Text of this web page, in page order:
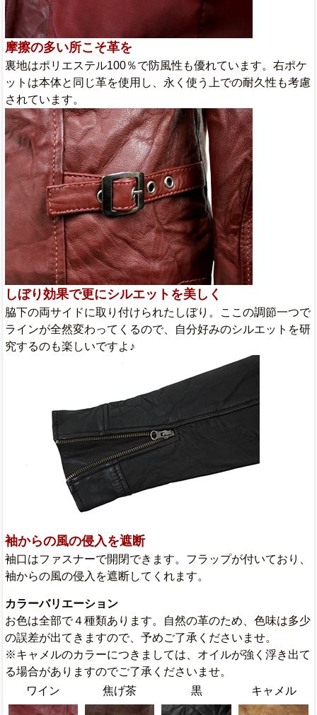
摩擦の多い所こそ革を
裏地はポリエステル100％で防風性も優れています。右ポケ
ットは本体と同じ革を使用し、永く使う上での耐久性も考慮
されています。
しぼり効果で更にシルエットを美しく
脇下の両サイドに取り付けられたしぼり。ここの調節一つで
ラインが全然変わってくるので、自分好みのシルエットを研
究するのも楽しいですよ♪
袖からの風の侵入を遮断
袖口はファスナーで開閉できます。フラップが付いており、
袖からの風の侵入を遮断してくれます。
カラーバリエーション
お色は全部で４種類あります。自然の革のため、色味は多少
の誤差が出てきますので、予めご了承くださいませ。
※キャメルのカラーにつきましては、オイルが強く浮き出て
る場合がありますのでご了承くださいませ。
ワイン
焦げ茶 黒 キャメル